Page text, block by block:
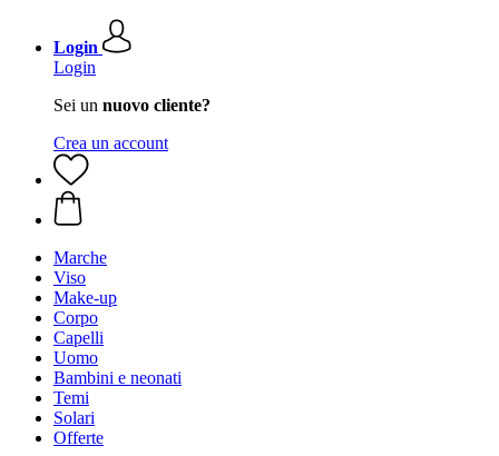
Login
Login
Sei un nuovo cliente?
Crea un account
Marche
Viso
Make-up
Corpo
Capelli
Uomo
Bambini e neonati
Temi
Solari
Offerte